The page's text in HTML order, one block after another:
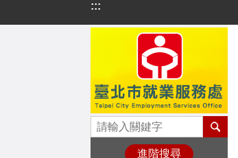
跳到主要內容區塊
:::
進階搜尋